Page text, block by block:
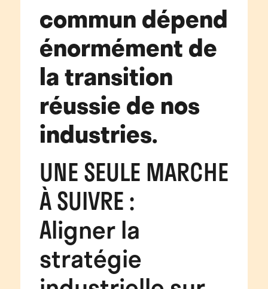
commun dépend
énormément de
la transition
réussie de nos
industries.
UNE SEULE MARCHE
À SUIVRE :
Aligner la
stratégie